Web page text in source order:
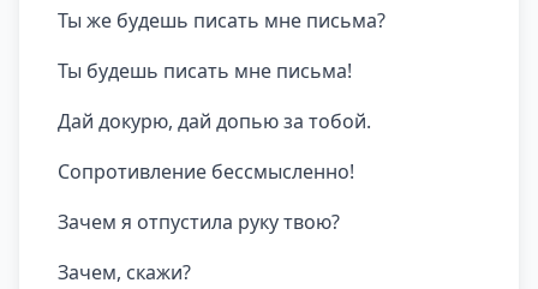
Ты же будешь писать мне письма?
Ты будешь писать мне письма!
Дай докурю, дай допью за тобой.
Сопротивление бессмысленно!
Зачем я отпустила руку твою?
Зачем, скажи?